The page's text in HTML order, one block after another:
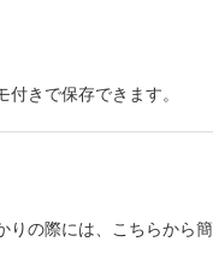
きで保存できます。
りの際には、こちらから簡